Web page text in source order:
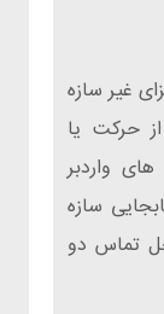
غیر سازه
حرکت یا
واردبر
سازه
تماس دو